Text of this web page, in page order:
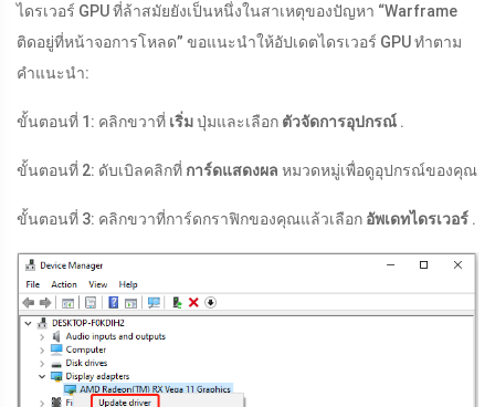
ไดรเวอร์ GPU ที่ล้าสมัยยังเป็นหนึ่งในสาเหตุของปัญหา “Warframe
ติดอยู่ที่หน้าจอการโหลด” ขอแนะนำให้อัปเดตไดรเวอร์ GPU ทำตาม
คำแนะนำ:
ขั้นตอนที่ 1: คลิกขวาที่ เริ่มปุ่มและเลือก ตัวจัดการอุปกรณ์ .
ขั้นตอนที่ 2: ดับเบิลคลิกที่ การ์ดแสดงผล หมวดหมู่เพื่อดูอุปกรณ์ของคุณ
ขั้นตอนที่ 3: คลิกขวาที่การ์ดกราฟิกของคุณแล้วเลือก อัพเดทไดรเวอร์ .